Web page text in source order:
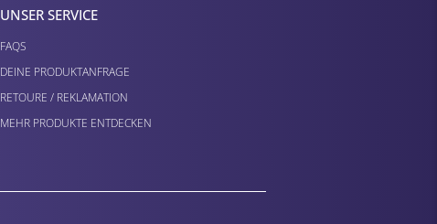
UNSER SERVICE
FAQS
DEINE PRODUKTANFRAGE
RETOURE / REKLAMATION
MEHR PRODUKTE ENTDECKEN